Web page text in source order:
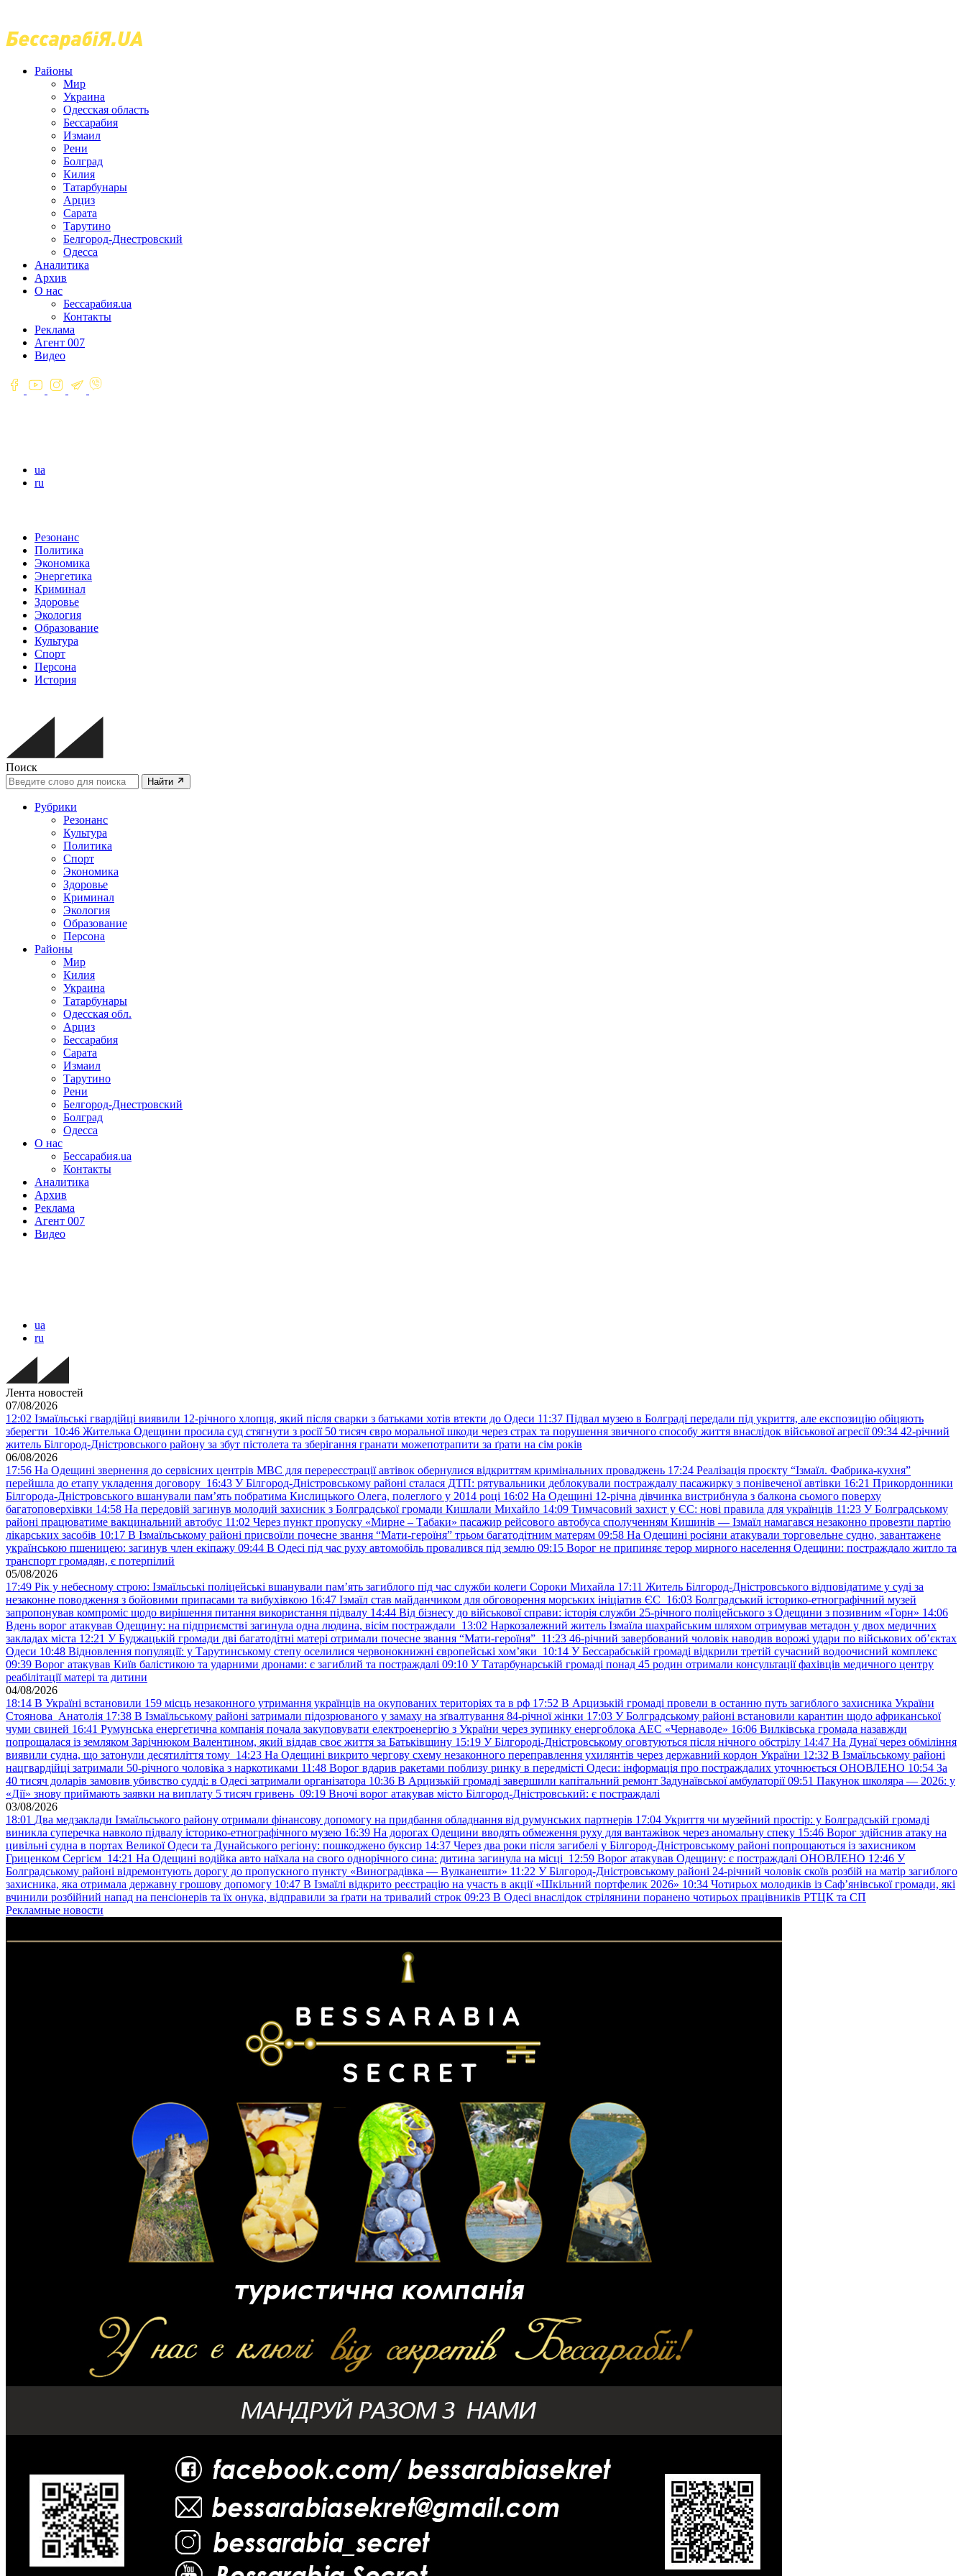
Районы
Мир
Украина
Одесская область
Бессарабия
Измаил
Рени
Болград
Килия
Татарбунары
Арциз
Сарата
Тарутино
Белгород-Днестровский
Одесса
Аналитика
Архив
О нас
Бессарабия.ua
Контакты
Реклама
Агент 007
Видео
ua
ru
Резонанс
Политика
Экономика
Энергетика
Криминал
Здоровье
Экология
Образование
Культура
Спорт
Персона
История
Поиск
Найти
Рубрики
Резонанс
Культура
Политика
Спорт
Экономика
Здоровье
Криминал
Экология
Образование
Персона
Районы
Мир
Килия
Украина
Татарбунары
Одесская обл.
Арциз
Бессарабия
Сарата
Измаил
Тарутино
Рени
Белгород-Днестровский
Болград
Одесса
О нас
Бессарабия.ua
Контакты
Аналитика
Архив
Реклама
Агент 007
Видео
ua
ru
Лента новостей
07/08/2026
12:02 Ізмаїльські гвардійці виявили 12-річного хлопця, який після сварки з батьками хотів втекти до Одеси 11:37 Підвал музею в Болграді передали під укриття, але експозицію обіцяють
зберегти 10:46 Жителька Одещини просила суд стягнути з росії 50 тисяч євро моральної шкоди через страх та порушення звичного способу життя внаслідок військової агресії 09:34 42-річний
житель Білгород-Дністровського району за збут пістолета та зберігання гранати можепотрапити за ґрати на сім років
06/08/2026
17:56 На Одещині звернення до сервісних центрів МВС для перереєстрації автівок обернулися відкриттям кримінальних проваджень 17:24 Реалізація проєкту “Ізмаїл. Фабрика-кухня”
перейшла до етапу укладення договору 16:43 У Білгород-Дністровському районі сталася ДТП: рятувальники деблокували постраждалу пасажирку з понівеченої автівки 16:21 Прикордонники
Білгорода-Дністровського вшанували пам’ять побратима Кислицького Олега, полеглого у 2014 році 16:02 На Одещині 12-річна дівчинка вистрибнула з балкона сьомого поверху
багатоповерхівки 14:58 На передовій загинув молодий захисник з Болградської громади Кишлали Михайло 14:09 Тимчасовий захист у ЄС: нові правила для українців 11:23 У Болградському
районі працюватиме вакцинальний автобус 11:02 Через пункт пропуску «Мирне – Табаки» пасажир рейсового автобуса сполученням Кишинів — Ізмаїл намагався незаконно провезти партію
лікарських засобів 10:17 В Ізмаїльському районі присвоїли почесне звання “Мати-героїня” трьом багатодітним матерям 09:58 На Одещині росіяни атакували торговельне судно, завантажене
українською пшеницею: загинув член екіпажу 09:44 В Одесі під час руху автомобіль провалився під землю 09:15 Ворог не припиняє терор мирного населення Одещини: постраждало житло та
транспорт громадян, є потерпілий
05/08/2026
17:49 Рік у небесному строю: Ізмаїльські поліцейські вшанували пам’ять загиблого під час служби колеги Сороки Михайла 17:11 Житель Білгород-Дністровського відповідатиме у суді за
незаконне поводження з бойовими припасами та вибухівкою 16:47 Ізмаїл став майданчиком для обговорення морських ініціатив ЄС 16:03 Болградський історико-етнографічний музей
запропонував компроміс щодо вирішення питання використання підвалу 14:44 Від бізнесу до військової справи: історія служби 25-річного поліцейського з Одещини з позивним «Горн» 14:06
Вдень ворог атакував Одещину: на підприємстві загинула одна людина, вісім постраждали 13:02 Наркозалежний житель Ізмаїла шахрайським шляхом отримував метадон у двох медичних
закладах міста 12:21 У Буджацькій громади дві багатодітні матері отримали почесне звання “Мати-героїня” 11:23 46-річний завербований чоловік наводив ворожі удари по військових обʼєктах
Одеси 10:48 Відновлення популяції: у Тарутинському степу оселилися червонокнижні європейські хом’яки 10:14 У Бессарабській громаді відкрили третій сучасний водоочисний комплекс
09:39 Ворог атакував Київ балістикою та ударними дронами: є загиблий та постраждалі 09:10 У Татарбунарській громаді понад 45 родин отримали консультації фахівців медичного центру
реабілітації матері та дитини
04/08/2026
18:14 В Україні встановили 159 місць незаконного утримання українців на окупованих територіях та в рф 17:52 В Арцизькій громаді провели в останню путь загиблого захисника України
Стоянова Анатолія 17:38 В Ізмаїльському районі затримали підозрюваного у замаху на зґвалтування 84-річної жінки 17:03 У Болградському районі встановили карантин щодо африканської
чуми свиней 16:41 Румунська енергетична компанія почала закуповувати електроенергію з України через зупинку енергоблока АЕС «Чернаводе» 16:06 Вилківська громада назавжди
попрощалася із земляком Зарічнюком Валентином, який віддав своє життя за Батьківщину 15:19 У Білгороді-Дністровському оговтуються після нічного обстрілу 14:47 На Дунаї через обміління
виявили судна, що затонули десятиліття тому 14:23 На Одещині викрито чергову схему незаконного переправлення ухилянтів через державний кордон України 12:32 В Ізмаїльському районі
нацгвардійці затримали 50-річного чоловіка з наркотиками 11:48 Ворог вдарив ракетами поблизу ринку в передмісті Одеси: інформація про постраждалих уточнюється ОНОВЛЕНО 10:54 За
40 тисяч доларів замовив убивство судді: в Одесі затримали організатора 10:36 В Арцизькій громаді завершили капітальний ремонт Задунаївської амбулаторії 09:51 Пакунок школяра — 2026: у
«Дії» знову приймають заявки на виплату 5 тисяч гривень 09:19 Вночі ворог атакував місто Білгород-Дністровський: є постраждалі
03/08/2026
18:01 Два медзаклади Ізмаїльського району отримали фінансову допомогу на придбання обладнання від румунських партнерів 17:04 Укриття чи музейний простір: у Болградській громаді
виникла суперечка навколо підвалу історико-етнографічного музею 16:39 На дорогах Одещини вводять обмеження руху для вантажівок через аномальну спеку 15:46 Ворог здійснив атаку на
цивільні судна в портах Великої Одеси та Дунайського регіону: пошкоджено буксир 14:37 Через два роки після загибелі у Білгород-Дністровському районі попрощаються із захисником
Гриценком Сергієм 14:21 На Одещині водійка авто наїхала на свого однорічного сина: дитина загинула на місці 12:59 Ворог атакував Одещину: є постраждалі ОНОВЛЕНО 12:46 У
Болградському районі відремонтують дорогу до пропускного пункту «Виноградівка — Вулканешти» 11:22 У Білгород-Дністровському районі 24-річний чоловік скоїв розбій на матір загиблого
захисника, яка отримала державну грошову допомогу 10:47 В Ізмаїлі відкрито реєстрацію на участь в акції «Шкільний портфелик 2026» 10:34 Чотирьох молодиків із Саф’янівської громади, які
вчинили розбійний напад на пенсіонерів та їх онука, відправили за ґрати на тривалий строк 09:23 В Одесі внаслідок стрілянини поранено чотирьох працівників РТЦК та СП
Рекламные новости